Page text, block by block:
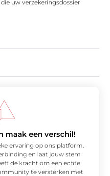
uw verzekeringsdossier
maak een verschil!
ervaring op ons platform.
en laat jouw stem
de kracht om een echte
te versterken met